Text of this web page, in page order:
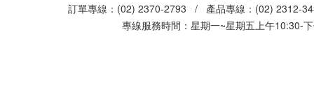
訂單專線：(02) 2370-2793 / 產品專線：(02)
專線服務時間：星期一~星期五上午10:30-